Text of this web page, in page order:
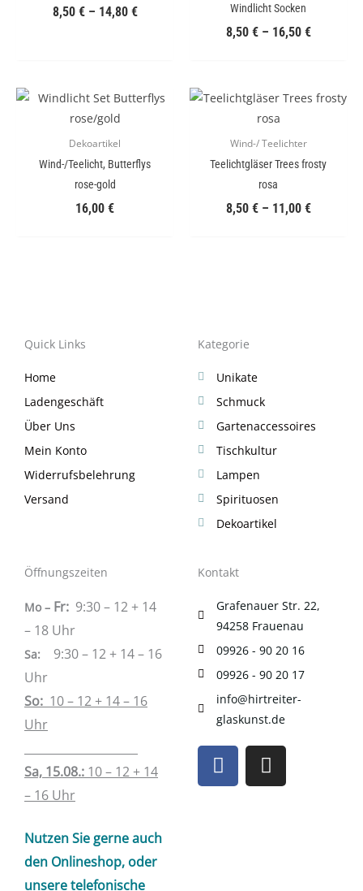
8,50 €– 14,80 € Windlicht Socken
8,50 €– 16,50 €
Dekoartikel
Wind-/Teelicht, Butterflys
rose-gold
16,00 €
Wind-/ Teelichter
Teelichtgläser Trees frosty
rosa
8,50 €– 11,00 €
Quick Links
Home
Ladengeschäft
Über Uns
Mein Konto
Widerrufsbelehrung
Versand
Kategorie
Unikate
Schmuck
Gartenaccessoires
Tischkultur
Lampen
Spirituosen
Dekoartikel
Öffnungszeiten
Mo – Fr: 9:30 – 12 + 14
– 18 Uhr
Sa: 9:30 – 12 + 14 – 16
Uhr
So: 10 – 12 + 14 – 16
Uhr
Sa, 15.08.: 10 – 12 + 14
– 16 Uhr
Nutzen Sie gerne auch
den Onlineshop, oder
unsere telefonische
Kontakt
Grafenauer Str. 22,
94258 Frauenau
09926 - 90 20 16
09926 - 90 20 17
info@hirtreiter-
glaskunst.de
F
a
c
I
n
s